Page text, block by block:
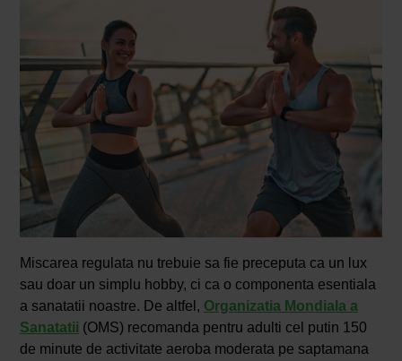
Miscarea regulata nu trebuie sa fie preceputa ca un lux
sau doar un simplu hobby, ci ca o componenta esentiala
a sanatatii noastre. De altfel, Organizatia Mondiala a
Sanatatii (OMS) recomanda pentru adulti cel putin 150
de minute de activitate aeroba moderata pe saptamana